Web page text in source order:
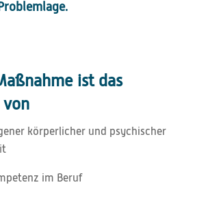
ist das
von
körperlicher und psychischer
im Beruf